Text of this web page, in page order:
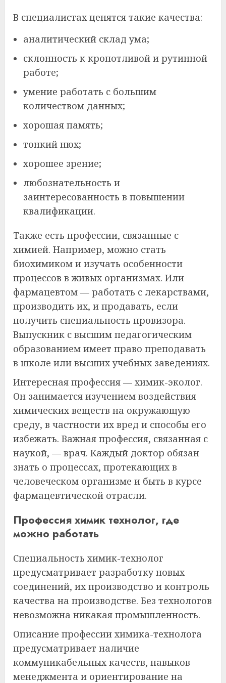
В специалистах ценятся такие качества:
аналитический склад ума;
склонность к кропотливой и рутинной
работе;
умение работать с большим
количеством данных;
хорошая память;
тонкий нюх;
хорошее зрение;
любознательность и
заинтересованность в повышении
квалификации.
Также есть профессии, связанные с
химией. Например, можно стать
биохимиком и изучать особенности
процессов в живых организмах. Или
фармацевтом — работать с лекарствами,
производить их, и продавать, если
получить специальность провизора.
Выпускник с высшим педагогическим
образованием имеет право преподавать
в школе или высших учебных заведениях.
Интересная профессия — химик-эколог.
Он занимается изучением воздействия
химических веществ на окружающую
среду, в частности их вред и способы его
избежать. Важная профессия, связанная с
наукой, — врач. Каждый доктор обязан
знать о процессах, протекающих в
человеческом организме и быть в курсе
фармацевтической отрасли.
Профессия химик технолог, где
можно работать
Специальность химик-технолог
предусматривает разработку новых
соединений, их производство и контроль
качества на производстве. Без технологов
невозможна никакая промышленность.
Описание профессии химика-технолога
предусматривает наличие
коммуникабельных качеств, навыков
менеджмента и ориентирование на